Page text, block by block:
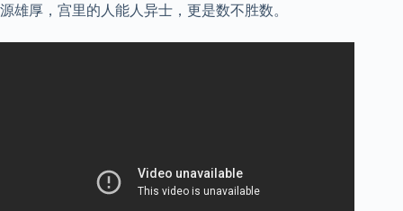
源雄厚，宫里的人能人异士，更是数不胜数。